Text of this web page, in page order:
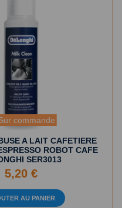
commande
A LAIT CAFETIERE
ROBOT CAFE
SER3013
5,20 €
AU PANIER